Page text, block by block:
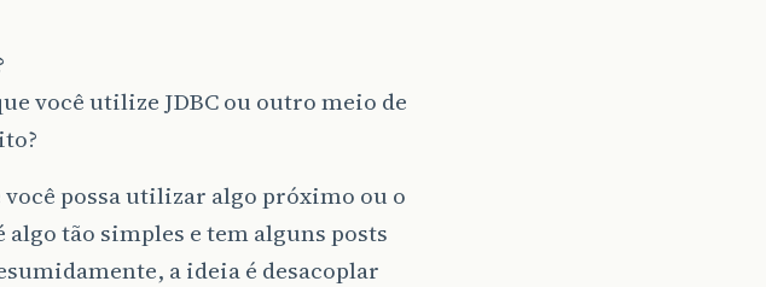
você utilize JDBC ou outro meio de
possa utilizar algo próximo ou o
algo tão simples e tem alguns posts
a ideia é desacoplar